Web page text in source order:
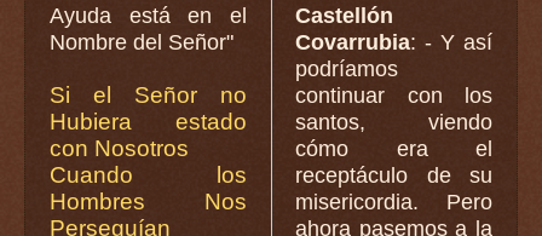
Ayuda está en el
Nombre del Señor"
Si el Señor no
Hubiera estado
con Nosotros
Cuando los
Hombres Nos
Perseguían
Castellón
Covarrubia: - Y así
podríamos
continuar con los
santos, viendo
cómo era el
receptáculo de su
misericordia. Pero
ahora pasemos a la